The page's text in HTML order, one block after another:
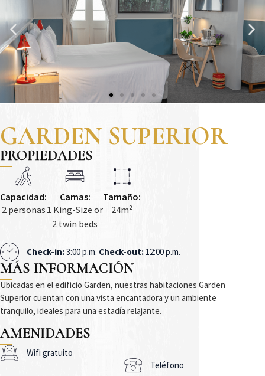
GARDEN SUPERIOR
PROPIEDADES
Capacidad:
2 personas
Camas:
1 King-Size or
2 twin beds
Tamaño:
24m²
Check-in:3:00 p.m. Check-out: 12:00 p.m.
MÁS INFORMACIÓN
Ubicadas en el edificio Garden, nuestras habitaciones Garden
Superior cuentan con una vista encantadora y un ambiente
tranquilo, ideales para una estadía relajante.
AMENIDADES
Wifi gratuito
Teléfono